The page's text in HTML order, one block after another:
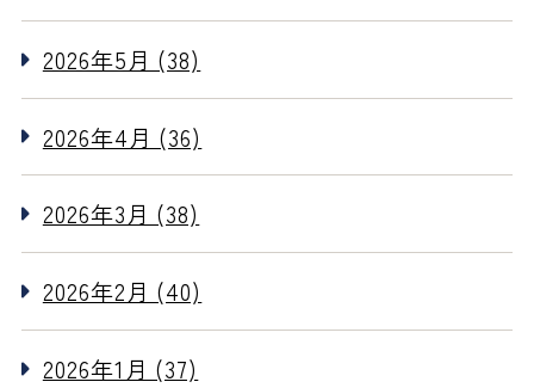
2026年5月 (38)
2026年4月 (36)
2026年3月 (38)
2026年2月 (40)
2026年1月 (37)